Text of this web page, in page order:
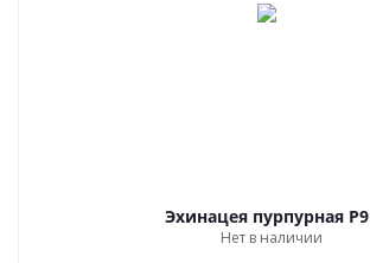
Эхинацея пурпурная Р9
Нет в наличии